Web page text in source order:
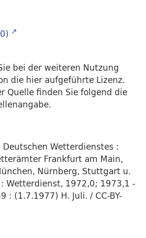
bei der weiteren Nutzung
die hier aufgeführte Lizenz.
Quelle finden Sie folgend die
Wetterdienstes :
Frankfurt am Main,
Nürnberg, Stuttgart u.
Wetterdienst, 1972,0; 1973,1 -
: (1.7.1977) H. Juli. / CC-BY-